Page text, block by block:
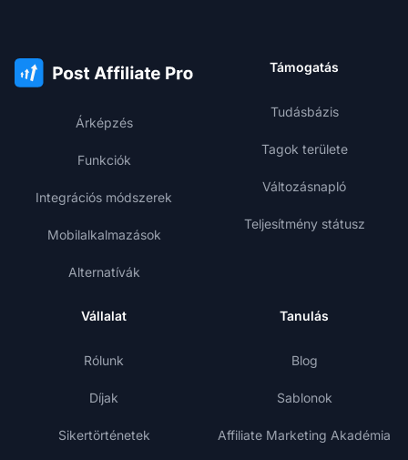
Árképzés
Funkciók
Integrációs módszerek
Mobilalkalmazások
Alternatívák
Támogatás
Tudásbázis
Tagok területe
Változásnapló
Teljesítmény státusz
Vállalat
Rólunk
Díjak
Sikertörténetek
Tanulás
Blog
Sablonok
Affiliate Marketing Akadémia